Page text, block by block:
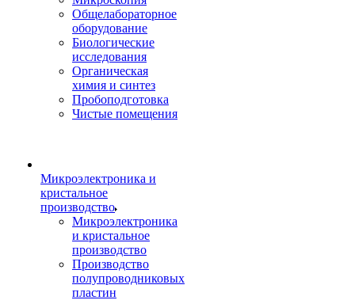
Общелабораторное
оборудование
Биологические
исследования
Органическая
химия и синтез
Пробоподготовка
Чистые помещения
Микроэлектроника и
кристальное
производство
Микроэлектроника
и кристальное
производство
Производство
полупроводниковых
пластин